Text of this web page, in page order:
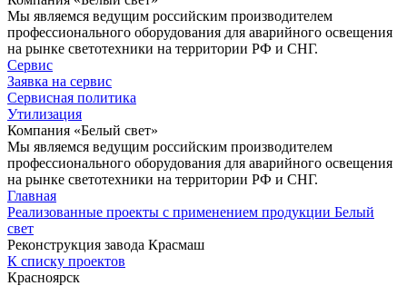
Мы являемся ведущим российским производителем
профессионального оборудования для аварийного освещения
на рынке светотехники на территории РФ и СНГ.
Сервис
Заявка на сервис
Сервисная политика
Утилизация
Компания «Белый свет»
Мы являемся ведущим российским производителем
профессионального оборудования для аварийного освещения
на рынке светотехники на территории РФ и СНГ.
Главная
Реализованные проекты с применением продукции Белый
свет
Реконструкция завода Красмаш
К списку проектов
Красноярск